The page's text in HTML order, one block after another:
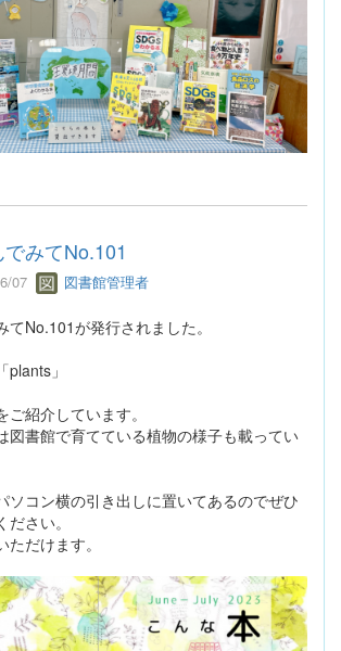
みてNo.101
07 図書館管理者
てNo.101が発行されました。
」
紹介しています。
図書館で育てている植物の様子も載ってい
ソコン横の引き出しに置いてあるのでぜひ
さい。
ただけます。